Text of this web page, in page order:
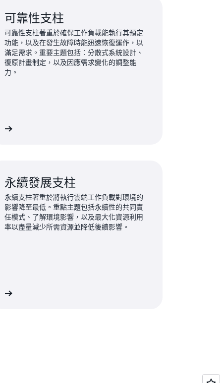
可靠性支柱
可靠性支柱著重於確保工作負載能執行其預定
功能，以及在發生故障時能迅速恢復運作，以
滿足需求。重要主題包括：分散式系統設計、
復原計畫制定，以及因應需求變化的調整能
力。
永續發展支柱
永續支柱著重於將執行雲端工作負載對環境的
影響降至最低。重點主題包括永續性的共同責
任模式、了解環境影響，以及最大化資源利用
率以盡量減少所需資源並降低後續影響。